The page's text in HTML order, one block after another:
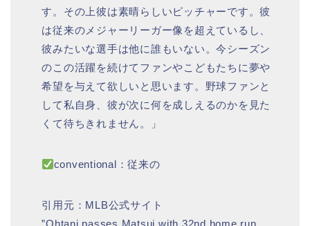
す。その上彼は素晴らしいピッチャーです。彼
は従来のメジャーリーガー像を超えているし、
彼みたいな選手は他に誰もいない。今シーズン
のこの活躍を続けてファンやこどもたちに夢や
希望を与えて欲しいと思います。野球ファンと
して私自身、彼が次に何を成しえるのかを見た
くて待ちきれません。」
conventional：従来の
引用元：MLB公式サイト